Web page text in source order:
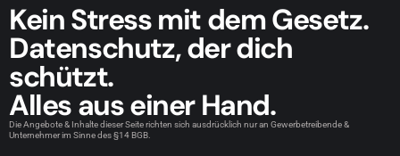
Kein Stress mit dem Gesetz.
Datenschutz, der dich
schützt.
Alles aus einer Hand.
Die Angebote & Inhalte dieser Seite richten sich ausdrücklich nur an Gewerbetreibende &
Unternehmer im Sinne des §14 BGB.